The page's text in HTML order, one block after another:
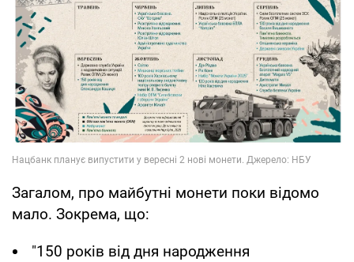
Загалом, про майбутні монети поки відомо
мало. Зокрема, що:
"150 років від дня народження